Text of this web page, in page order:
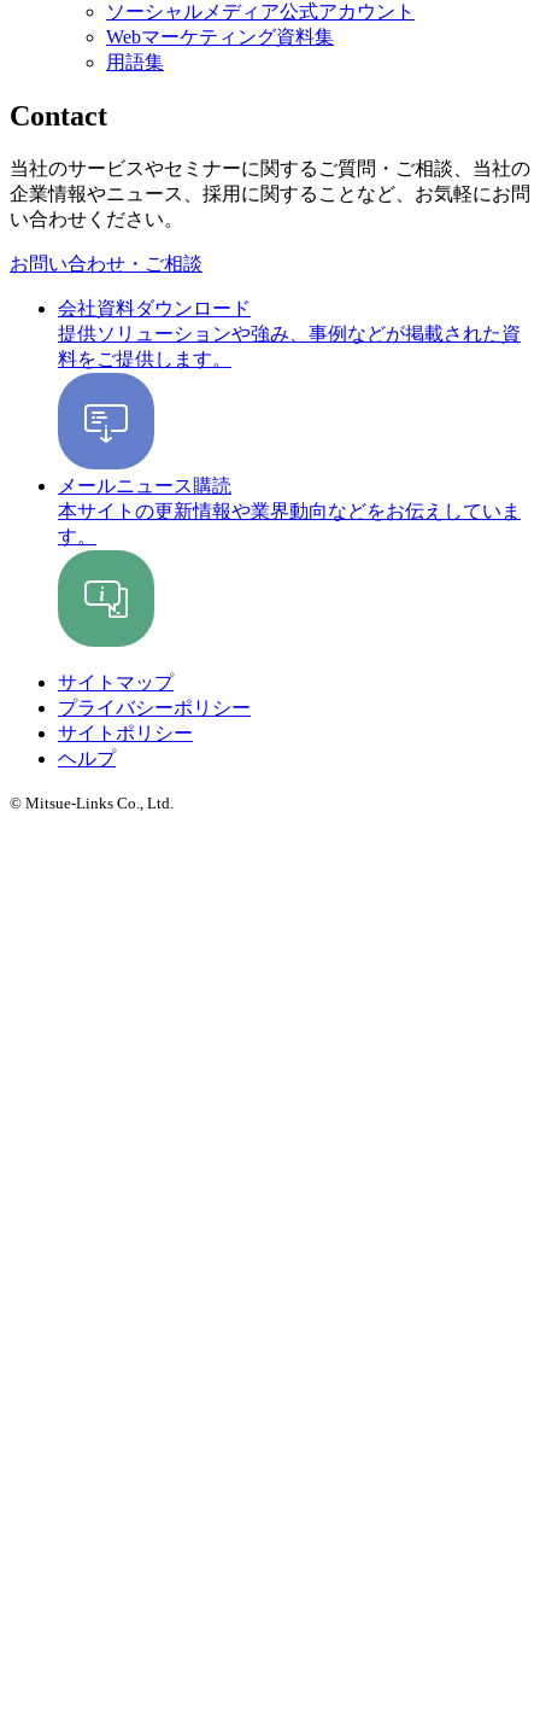
ソーシャルメディア公式アカウント
Webマーケティング資料集
用語集
Contact
当社のサービスやセミナーに関するご質問・ご相談、当社の
企業情報やニュース、採用に関することなど、お気軽にお問
い合わせください。
お問い合わせ・ご相談
会社資料ダウンロード
提供ソリューションや強み、事例などが掲載された資
料をご提供します。
メールニュース購読
本サイトの更新情報や業界動向などをお伝えしていま
す。
サイトマップ
プライバシーポリシー
サイトポリシー
ヘルプ
© Mitsue-Links Co., Ltd.